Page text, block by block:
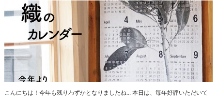
こんにちは！今年も残りわずかとなりましたね... 本日は、毎年好評いただいて